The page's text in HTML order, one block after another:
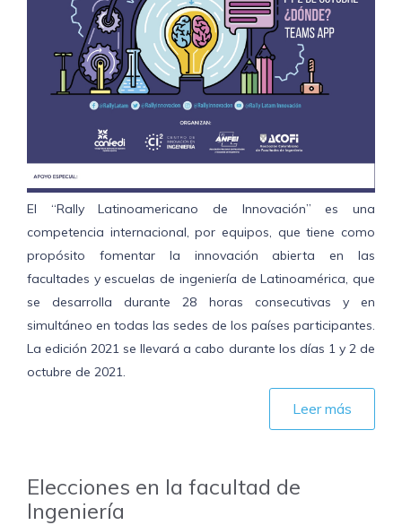
El “Rally Latinoamericano de Innovación” es una
competencia internacional, por equipos, que tiene como
propósito fomentar la innovación abierta en las
facultades y escuelas de ingeniería de Latinoamérica, que
se desarrolla durante 28 horas consecutivas y en
simultáneo en todas las sedes de los países participantes.
La edición 2021 se llevará a cabo durante los días 1 y 2 de
octubre de 2021.
Leer más
Elecciones en la facultad de
Ingeniería